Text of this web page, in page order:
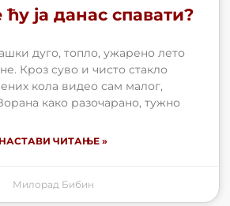
ја данас спавати?
дуго, топло, ужарено лето
Кроз суво и чисто стакло
кола видео сам малог,
како разочарано, тужно
НАСТАВИ ЧИТАЊЕ »
Милорад Бибин